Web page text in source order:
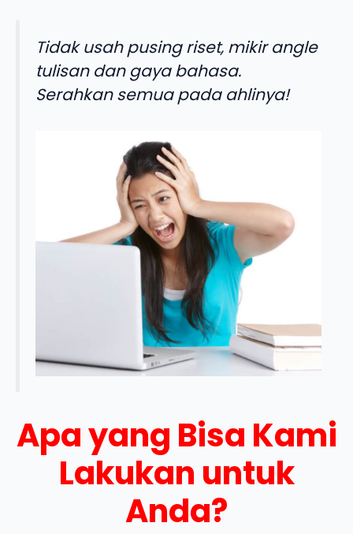
Tidak usah pusing riset, mikir angle
tulisan dan gaya bahasa.
Serahkan semua pada ahlinya!
Apa yang Bisa Kami
Lakukan untuk
Anda?